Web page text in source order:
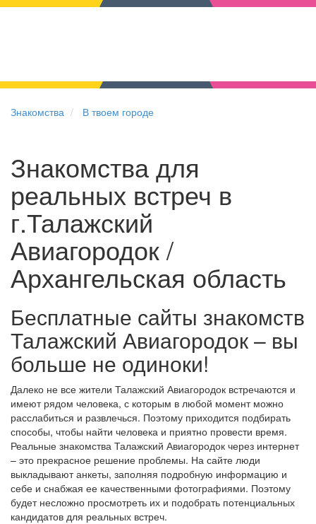
Знакомства В твоем городе
Знакомства для
реальных встреч в
г.Талажский
Авиагородок /
Архангельская область
Бесплатные сайты знакомств
Талажский Авиагородок – вы
больше не одиноки!
Далеко не все жители Талажский Авиагородок встречаются и
имеют рядом человека, с которым в любой момент можно
расслабиться и развлечься. Поэтому приходится подбирать
способы, чтобы найти человека и приятно провести время.
Реальные знакомства Талажский Авиагородок через интернет
– это прекрасное решение проблемы. На сайте люди
выкладывают анкеты, заполняя подробную информацию и
себе и снабжая ее качественными фотографиями. Поэтому
будет несложно просмотреть их и подобрать потенциальных
кандидатов для реальных встреч.